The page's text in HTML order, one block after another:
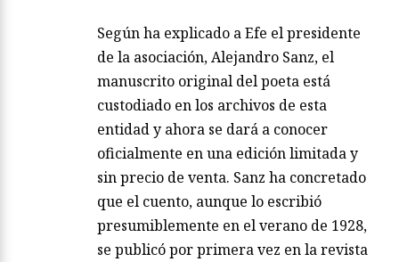
Según ha explicado a Efe el presidente
de la asociación, Alejandro Sanz, el
manuscrito original del poeta está
custodiado en los archivos de esta
entidad y ahora se dará a conocer
oficialmente en una edición limitada y
sin precio de venta. Sanz ha concretado
que el cuento, aunque lo escribió
presumiblemente en el verano de 1928,
se publicó por primera vez en la revista